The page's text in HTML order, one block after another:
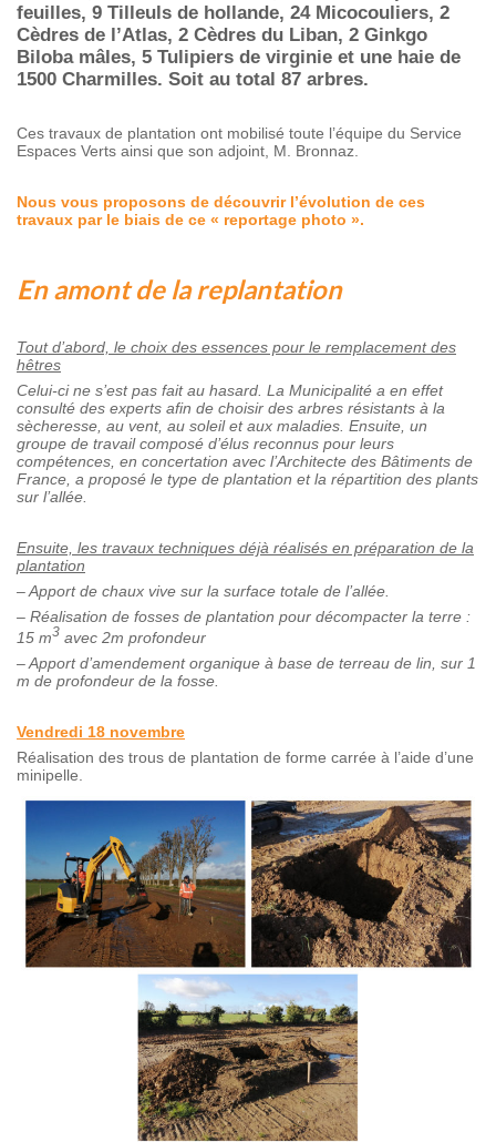
feuilles, 9 Tilleuls de hollande, 24 Micocouliers, 2
Cèdres de l’Atlas, 2 Cèdres du Liban, 2 Ginkgo
Biloba mâles, 5 Tulipiers de virginie et une haie de
1500 Charmilles. Soit au total 87 arbres.
Ces travaux de plantation ont mobilisé toute l’équipe du Service
Espaces Verts ainsi que son adjoint, M. Bronnaz.
Nous vous proposons de découvrir l’évolution de ces
travaux par le biais de ce « reportage photo ».
En amont de la replantation
Tout d’abord, le choix des essences pour le remplacement des
hêtres
Celui-ci ne s’est pas fait au hasard. La Municipalité a en effet
consulté des experts afin de choisir des arbres résistants à la
sècheresse, au vent, au soleil et aux maladies. Ensuite, un
groupe de travail composé d’élus reconnus pour leurs
compétences, en concertation avec l’Architecte des Bâtiments de
France, a proposé le type de plantation et la répartition des plants
sur l’allée.
Ensuite, les travaux techniques déjà réalisés en préparation de la
plantation
– Apport de chaux vive sur la surface totale de l’allée.
– Réalisation de fosses de plantation pour décompacter la terre :
15 m3 avec 2m profondeur
– Apport d’amendement organique à base de terreau de lin, sur 1
m de profondeur de la fosse.
Vendredi 18 novembre
Réalisation des trous de plantation de forme carrée à l’aide d’une
minipelle.